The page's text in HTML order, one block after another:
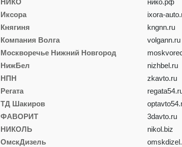
НИКО
нико.рф
Иксора
ixora-
Княгиня
kngnn.ru
Компания Волга
volgann.ru
Москворечье Нижний Новгород
НижБел
nizhbel.ru
НПН
zkavto.ru
Регата
ТД Шакиров
ФАВОРИТ
3davto.ru
НИКОЛЬ
nikol.biz
ОмскДизель